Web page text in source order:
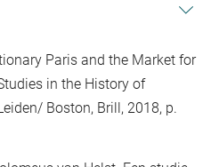
Paris and the Market for
in the History of
Boston, Brill, 2018, p.